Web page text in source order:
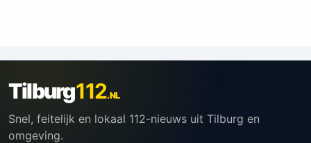
Tilburg112.NL
Snel, feitelijk en lokaal 112-nieuws uit Tilburg en
omgeving.